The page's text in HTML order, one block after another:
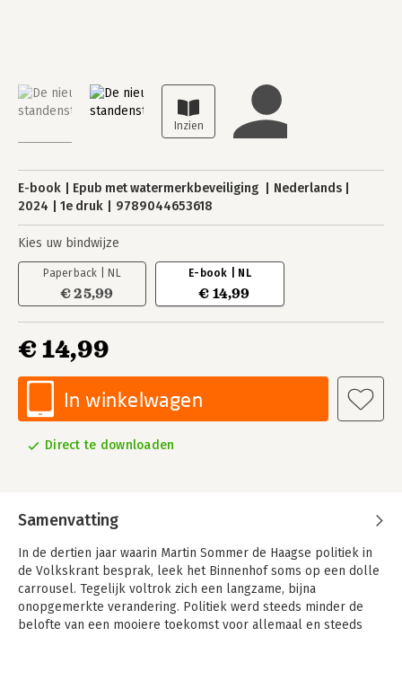
E-book Epub met watermerkbeveiliging
Nederlands
2024
1e druk 9789044653618
Kies uw bindwijze
Paperback | NL
€ 25,99
E-book | NL
€ 14,99
€ 14,99
In winkelwagen
Direct te downloaden
Samenvatting
In de dertien jaar waarin Martin Sommer de Haagse politiek in
de Volkskrant besprak, leek het Binnenhof soms op een dolle
carrousel. Tegelijk voltrok zich een langzame, bijna
onopgemerkte verandering. Politiek werd steeds minder de
belofte van een mooiere toekomst voor allemaal en steeds